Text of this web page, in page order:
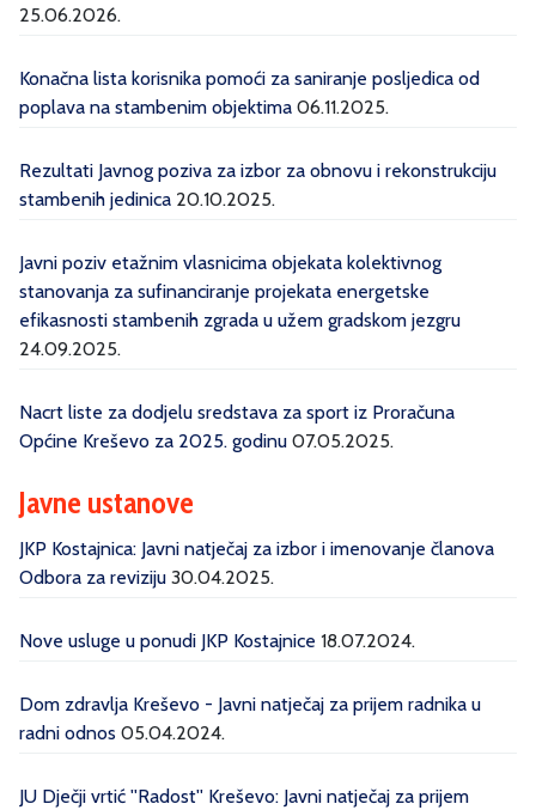
25.06.2026.
Konačna lista korisnika pomoći za saniranje posljedica od
poplava na stambenim objektima 06.11.2025.
Rezultati Javnog poziva za izbor za obnovu i rekonstrukciju
stambenih jedinica 20.10.2025.
Javni poziv etažnim vlasnicima objekata kolektivnog
stanovanja za sufinanciranje projekata energetske
efikasnosti stambenih zgrada u užem gradskom jezgru
24.09.2025.
Nacrt liste za dodjelu sredstava za sport iz Proračuna
Općine Kreševo za 2025. godinu 07.05.2025.
Javne ustanove
JKP Kostajnica: Javni natječaj za izbor i imenovanje članova
Odbora za reviziju 30.04.2025.
Nove usluge u ponudi JKP Kostajnice 18.07.2024.
Dom zdravlja Kreševo - Javni natječaj za prijem radnika u
radni odnos 05.04.2024.
JU Dječji vrtić ''Radost'' Kreševo: Javni natječaj za prijem